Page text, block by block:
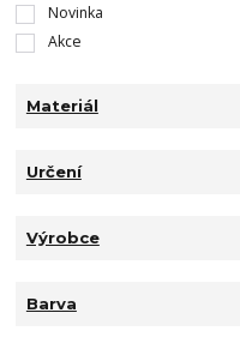
Novinka
Akce
Materiál
Určení
Výrobce
Barva